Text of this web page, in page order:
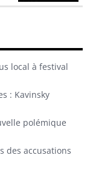
local à festival
: Kavinsky
polémique
des accusations